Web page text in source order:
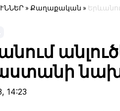
» Քաղաքական »
14:23